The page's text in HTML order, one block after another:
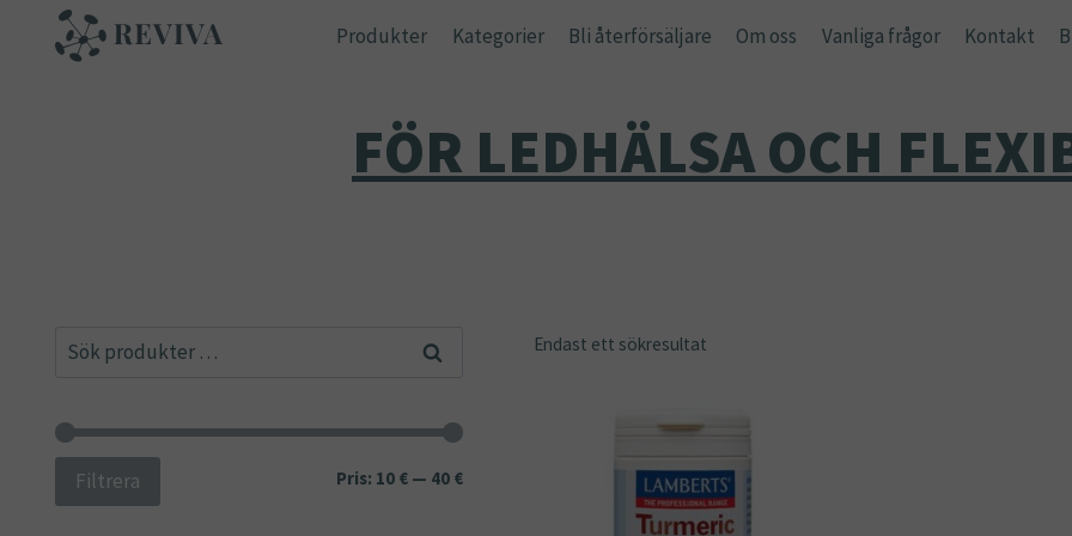
Produkter Kategorier Bli återförsäljare Om oss Vanliga frågor Kontakt
FÖR LEDHÄLSA OCH
Endast ett sökresultat
Sök
Sök
Min
Max
Filtrera Pris: 10 €— 40 €